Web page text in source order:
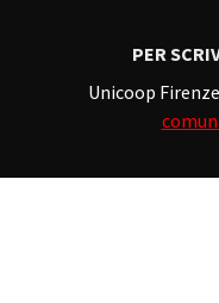
PER
Unicoop